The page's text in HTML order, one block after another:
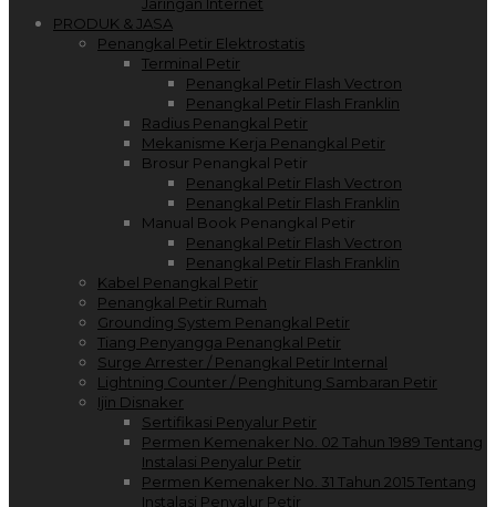
PRODUK & JASA
Penangkal Petir Elektrostatis
Terminal Petir
Penangkal Petir Flash Vectron
Penangkal Petir Flash Franklin
Radius Penangkal Petir
Mekanisme Kerja Penangkal Petir
Brosur Penangkal Petir
Penangkal Petir Flash Vectron
Penangkal Petir Flash Franklin
Manual Book Penangkal Petir
Penangkal Petir Flash Vectron
Penangkal Petir Flash Franklin
Kabel Penangkal Petir
Penangkal Petir Rumah
Grounding System Penangkal Petir
Tiang Penyangga Penangkal Petir
Surge Arrester / Penangkal Petir Internal
Lightning Counter / Penghitung Sambaran Petir
Ijin Disnaker
Sertifikasi Penyalur Petir
Permen Kemenaker No. 02 Tahun 1989 Tentang
Instalasi Penyalur Petir
Permen Kemenaker No. 31 Tahun 2015 Tentang
Instalasi Penyalur Petir